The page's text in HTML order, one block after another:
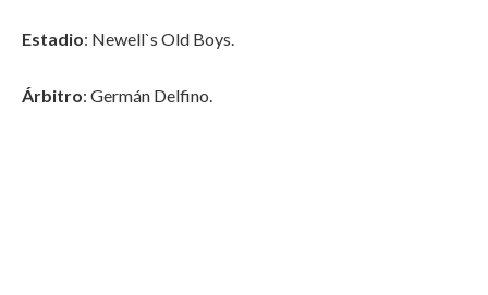
Estadio: Newell`s Old Boys.
Árbitro: Germán Delfino.